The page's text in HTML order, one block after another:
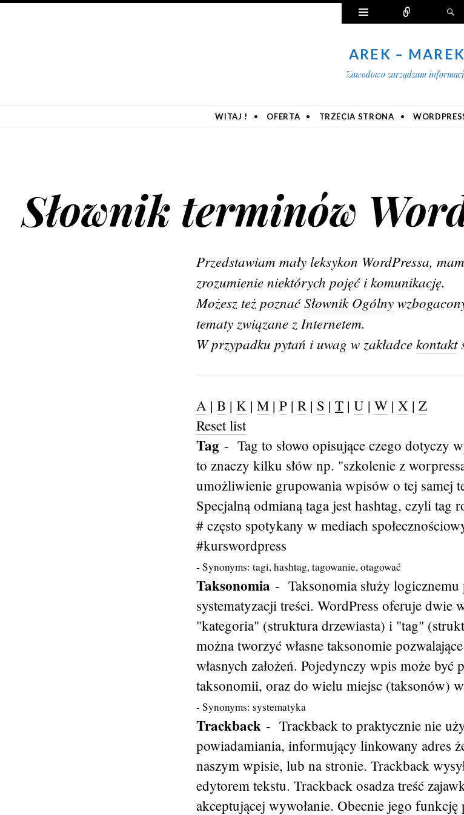
Widgety Połącz
AREK – MAREK
Zawodowo zarządzam
WITAJ ! OFERTA TRZECIA STRONA
Słownik terminów
Przedstawiam mały leksykon WordPressa,
zrozumienie niektórych pojęć i komunikację.
Możesz też poznaćSłownik Ogólny
tematy związane z Internetem.
W przypadku pytań i uwag w zakładcekontakt
A | B | K | M | P | R | S | T | U | W | X | Z
Reset list
Tag - Tag to słowo opisujące czego dotyczy
to znaczy kilku słów np. "szkolenie z
umożliwienie grupowania wpisów o tej samej
Specjalną odmianą taga jest hashtag, czyli tag
# często spotykany w mediach
#kurswordpress
- Synonyms: tagi, hashtag, tagowanie, otagować
Taksonomia - Taksonomia służy
systematyzacji treści. WordPress oferuje dwie
"kategoria" (struktura drzewiasta) i "tag"
można tworzyć własne taksonomie
własnych założeń. Pojedynczy wpis może
taksonomii, oraz do wielu miejsc (taksonów)
- Synonyms: systematyka
Trackback - Trackback to praktycznie nie
powiadamiania, informujący linkowany adres
naszym wpisie, lub na stronie. Trackback
edytorem tekstu. Trackback osadza treść
akceptującej wywołanie. Obecnie jego funkcję